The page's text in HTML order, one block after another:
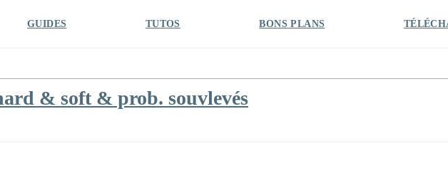
GUIDES TUTOS BONS PLANS
& soft & prob. souvlevés